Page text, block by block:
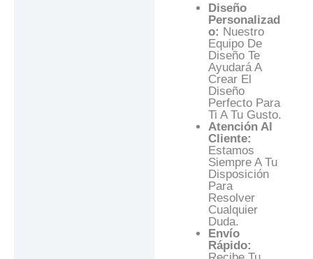
Diseño
Personalizad
O: Nuestro
Equipo De
Diseño Te
Ayudará A
Crear El
Diseño
Perfecto Para
Ti A Tu Gusto.
Atención Al
Cliente:
Estamos
Siempre A Tu
Disposición
Para
Resolver
Cualquier
Duda.
Envío
Rápido: